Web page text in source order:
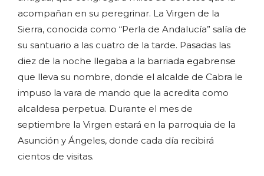
acompañan en su peregrinar. La Virgen de la
Sierra, conocida como “Perla de Andalucía” salía de
su santuario a las cuatro de la tarde. Pasadas las
diez de la noche llegaba a la barriada egabrense
que lleva su nombre, donde el alcalde de Cabra le
impuso la vara de mando que la acredita como
alcaldesa perpetua. Durante el mes de
septiembre la Virgen estará en la parroquia de la
Asunción y Ángeles, donde cada día recibirá
cientos de visitas.